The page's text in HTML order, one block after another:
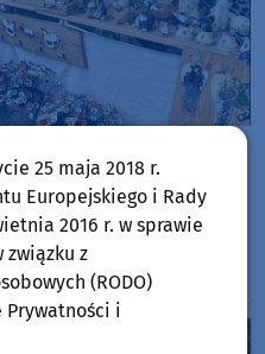
51. edycja Jarmarku
na Kaszubach
ludowej"
25 maja 2018 r.
Europejskiego i Rady
2016 r. w sprawie
związku z
(RODO)
Prywatności i